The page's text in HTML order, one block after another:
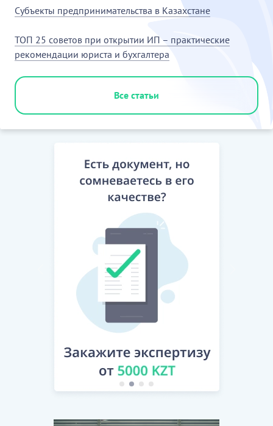
Субъекты предпринимательства в Казахстане
ТОП 25 советов при открытии ИП – практические
рекомендации юриста и бухгалтера
Все статьи